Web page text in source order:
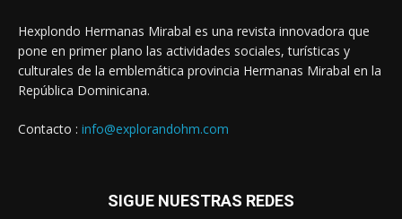
Hexplondo Hermanas Mirabal es una revista innovadora que
pone en primer plano las actividades sociales, turísticas y
culturales de la emblemática provincia Hermanas Mirabal en la
República Dominicana.
Contacto : info@explorandohm.com
SIGUE NUESTRAS REDES